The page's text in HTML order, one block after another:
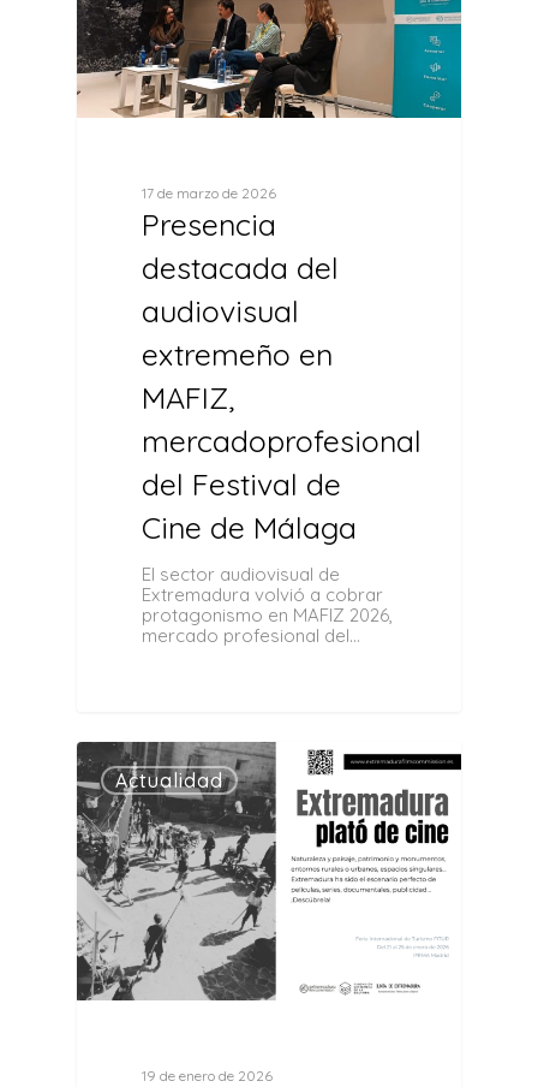
17 de marzo de 2026
Presencia
destacada del
audiovisual
extremeño en
MAFIZ,
mercadoprofesional
del Festival de
Cine de Málaga
El sector audiovisual de
Extremadura volvió a cobrar
protagonismo en MAFIZ 2026,
mercado profesional del…
Actualidad
19 de enero de 2026
0